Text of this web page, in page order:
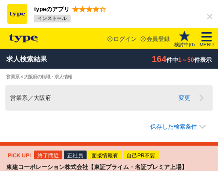
typeのアプリ
インストール
ログイン 会員登録
検討中(0) MENU
求人検索結果 164件中1～50件表示
営業系 × 大阪府の転職・求人情報
営業系／大阪府 変更
保存した検索条件
PICK UP! 終了間近 正社員 面接情報有 自己PR不要
東建コーポレーション株式会社【東証プライム・名証プレミア上場】